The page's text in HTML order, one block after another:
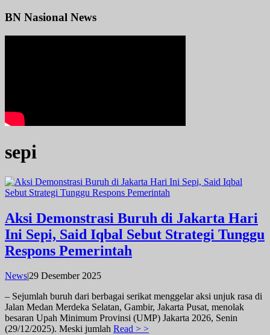
BN Nasional News
sepi
Aksi Demonstrasi Buruh di Jakarta Hari
Ini Sepi, Said Iqbal Sebut Strategi Tunggu
Respons Pemerintah
News29 Desember 2025oleh
– Sejumlah buruh dari berbagai serikat menggelar aksi unjuk rasa di
Jalan Medan Merdeka Selatan, Gambir, Jakarta Pusat, menolak
besaran Upah Minimum Provinsi (UMP) Jakarta 2026, Senin
(29/12/2025). Meski jumlah Read > >